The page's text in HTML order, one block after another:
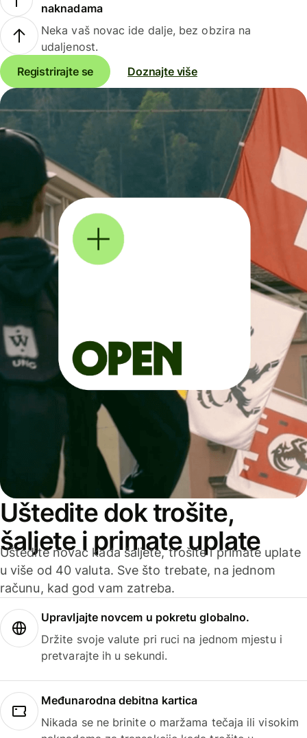
naknadama
Neka vaš novac ide dalje, bez obzira na
udaljenost.
Registrirajte se
Doznajte više
Uštedite dok trošite,
šaljete i primate uplate
Uštedite novac kada šaljete, trošite i primate uplate
u više od 40 valuta. Sve što trebate, na jednom
računu, kad god vam zatreba.
Upravljajte novcem u pokretu globalno.
Držite svoje valute pri ruci na jednom mjestu i
pretvarajte ih u sekundi.
Međunarodna debitna kartica
Nikada se ne brinite o maržama tečaja ili visokim